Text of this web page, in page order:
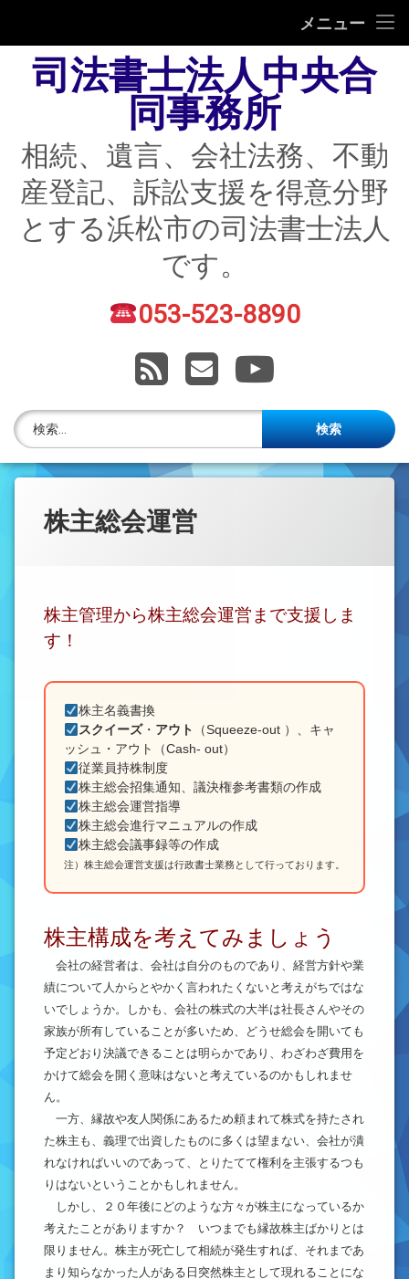
メニュー
相続
不動産登記
債務整理
住宅ローン返済にお困りの方
賃貸トラブル
株主名簿管理人
ご相談について
法律を勉強しよう
司法書士資格者・受験生募集中
司法書士法人中央合
同事務所
相続、遺言、会社法務、不動
産登記、訴訟支援を得意分野
とする浜松市の司法書士法人
です。
電話番号: 053-523-8890
RSSメールアドレス
YouTube
検索:
株主総会運営
株主管理から株主総会運営まで支援しま
す！
株主名義書換
スクイーズ・ アウト
（Squeeze-out ）、キャ
ッシュ・アウト（Cash- out）
従業員持株制度
株主総会招集通知、議決権参考書類の作成
株主総会運営指導
株主総会進行マニュアルの作成
株主総会議事録等の作成
注）株主総会運営支援は行政書士業務として行っております。
株主構成を考えてみましょう
会社の経営者は、会社は自分のものであり、経営方針や業
績について人からとやかく言われたくないと考えがちではな
いでしょうか。しかも、会社の株式の大半は社長さんやその
家族が所有していることが多いため、どうせ総会を開いても
予定どおり決議できることは明らかであり、わざわざ費用を
かけて総会を開く意味はないと考えているのかもしれませ
ん。
一方、縁故や友人関係にあるため頼まれて株式を持たされ
た株主も、義理で出資したものに多くは望まない、会社が潰
れなければいいのであって、とりたてて権利を主張するつも
りはないということかもしれません。
しかし、２０年後にどのような方々が株主になっているか
考えたことがありますか？ いつまでも縁故株主ばかりとは
限りません。株主が死亡して相続が発生すれば、それまであ
まり知らなかった人がある日突然株主として現れることにな